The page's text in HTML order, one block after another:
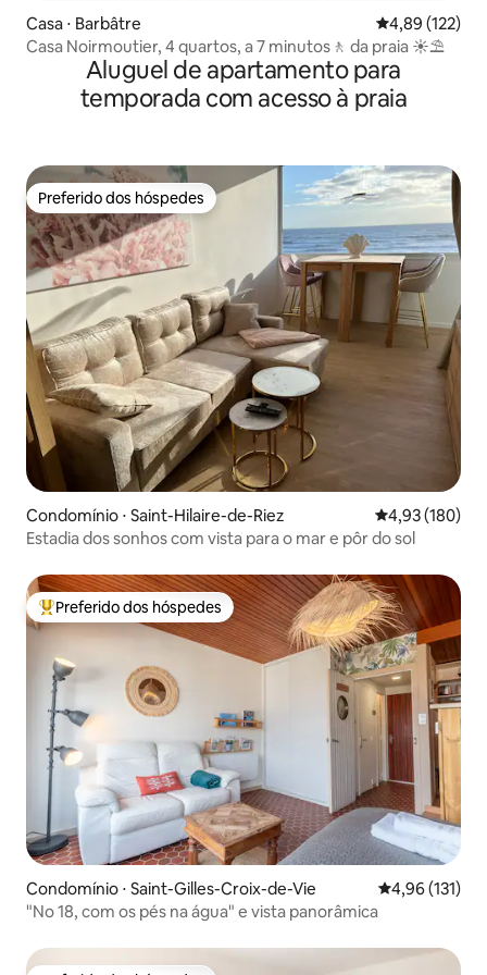
Casa ⋅ Barbâtre 4,89 de uma
4,89 (122)
Casa Noirmoutier, 4 quartos, a 7 minutos🚶‍ da praia ☀️⛱
Aluguel de apartamento para
temporada com acesso à praia
Preferido dos hóspedes
Preferido dos hóspedes
Condomínio ⋅ Saint-Hilaire-de-Riez 4,93 de uma
4,93 (180)
Estadia dos sonhos com vista para o mar e pôr do sol
Entre os melhores preferidos dos hóspedes
Preferido dos hóspedes
Condomínio ⋅ Saint-Gilles-Croix-de-Vie 4,96 de uma
4,96 (131)
"No 18, com os pés na água" e vista panorâmica